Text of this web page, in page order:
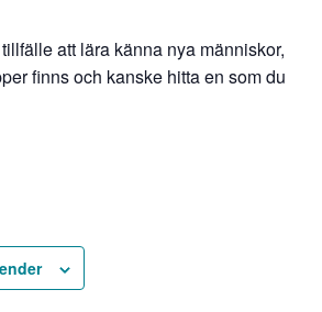
att lära känna nya människor,
finns och kanske hitta en som du